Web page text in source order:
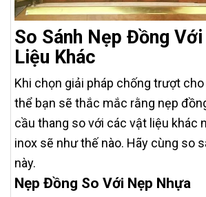
So Sánh Nẹp Đồng
Liệu Khác
Khi chọn giải pháp chống trượt
thể bạn sẽ thắc mắc rằng nẹp
cầu thang so với các vật liệu khác
inox sẽ như thế nào. Hãy cùng so
này.
Nẹp Đồng So Với Nẹp Nhựa